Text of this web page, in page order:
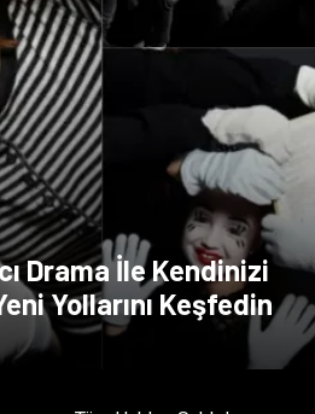
Drama İle Kendinizi
Yollarını Keşfedin